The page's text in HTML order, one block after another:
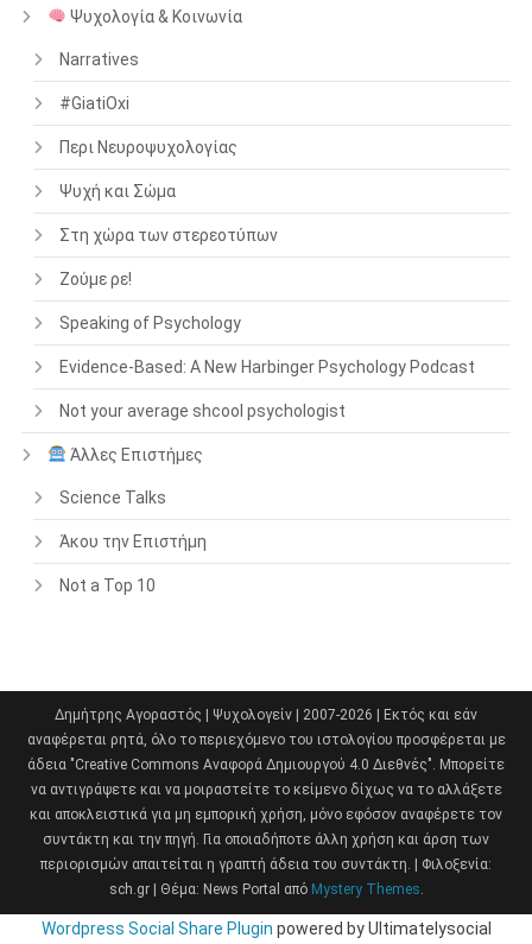
Ψυχολογία & Κοινωνία
Narratives
#GiatiOxi
Περι Νευροψυχολογίας
Ψυχή και Σώμα
Στη χώρα των στερεοτύπων
Ζούμε ρε!
Speaking of Psychology
Evidence-Based: A New Harbinger Psychology Podcast
Not your average shcool psychologist
Άλλες Επιστήμες
Science Talks
Άκου την Επιστήμη
Not a Top 10
Δημήτρης Αγοραστός | Ψυχολογείν | 2007-2026 | Εκτός και εάν
αναφέρεται ρητά, όλο το περιεχόμενο του ιστολογίου προσφέρεται με
άδεια "Creative Commons Αναφορά Δημιουργού 4.0 Διεθνές". Μπορείτε
να αντιγράψετε και να μοιραστείτε το κείμενο δίχως να το αλλάξετε
και αποκλειστικά για μη εμπορική χρήση, μόνο εφόσον αναφέρετε τον
συντάκτη και την πηγή. Για οποιαδήποτε άλλη χρήση και άρση των
περιορισμών απαιτείται η γραπτή άδεια του συντάκτη. | Φιλοξενία:
sch.gr
Θέμα: News Portal από Mystery Themes.
Wordpress Social Share Plugin powered by Ultimatelysocial